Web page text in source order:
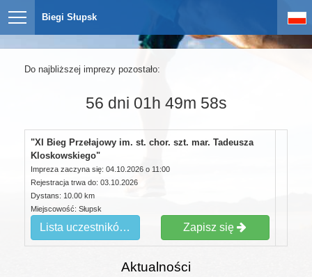
Biegi Słupsk
Do najbliższej imprezy pozostało:
56 dni 01h 49m 57s
"XI Bieg Przełajowy im. st. chor. szt. mar. Tadeusza
Kloskowskiego"
Impreza zaczyna się: 04.10.2026 o 11:00
Rejestracja trwa do: 03.10.2026
Dystans: 10.00 km
Miejscowość: Słupsk
Lista uczestników Zapisz się
Aktualności